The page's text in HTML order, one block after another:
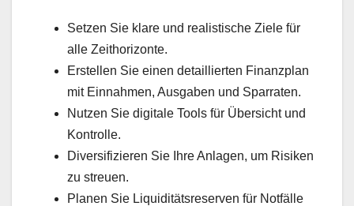
Setzen Sie klare und realistische Ziele für
alle Zeithorizonte.
Erstellen Sie einen detaillierten Finanzplan
mit Einnahmen, Ausgaben und Sparraten.
Nutzen Sie digitale Tools für Übersicht und
Kontrolle.
Diversifizieren Sie Ihre Anlagen, um Risiken
zu streuen.
Planen Sie Liquiditätsreserven für Notfälle